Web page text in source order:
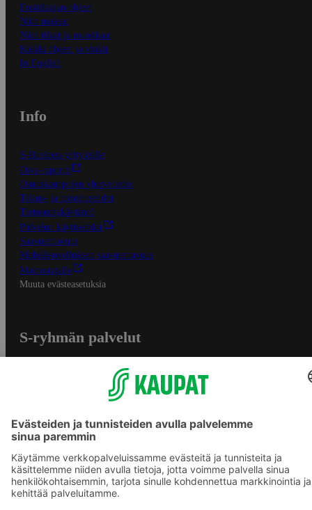
Ensitilaajan ohjeet
Näin maksat
Näin tilaat ja muokkaat
Kaikki ohjeet ja vinkit
In English
Info
S-Business yrityksille
Oiva-raportit
Osuuskauppojen yhteystiedot
Tilaus- ja toimitusehdot
Tietosuojakäytäntö
Palvelun käyttöehdot
Saavutettavuus
Mobiilisovelluksen saavutettavuus
Mainostajalle
Muuta evästeasetuksia
S-ryhmän palvelut
S-ostoslista -sovellus
Prisma.fi
Sokos.fi
S-Pankki
Yhteishyvä
Sokos Hotels